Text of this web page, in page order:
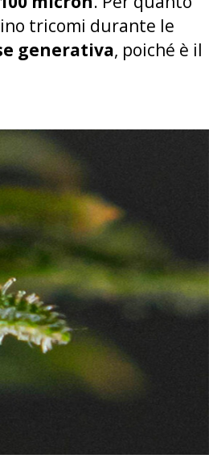
tricomi durante le
generativa, poiché è il